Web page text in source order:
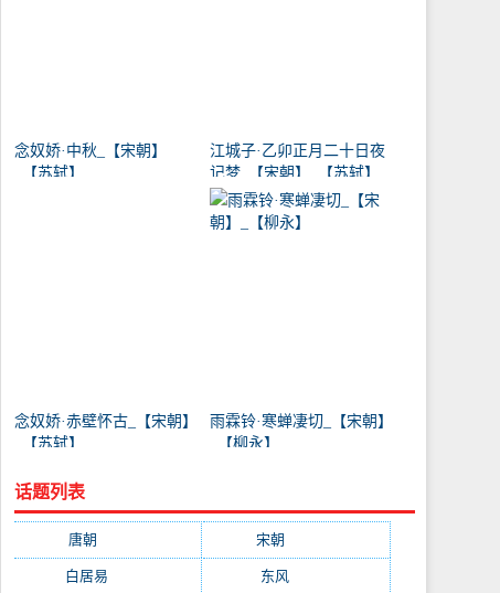
念奴娇·中秋_【宋朝】
_【苏轼】
江城子·乙卯正月二十日夜
记梦_【宋朝】_【苏轼】
念奴娇·赤壁怀古_【宋朝】
_【苏轼】
雨霖铃·寒蝉凄切_【宋朝】
_【柳永】
话题列表
唐朝 宋朝
白居易 东风(1544)